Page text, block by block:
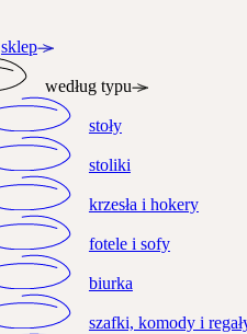
sklep
według typu
stoły
stoliki
krzesła i hokery
fotele i sofy
biurka
szafki, komody i